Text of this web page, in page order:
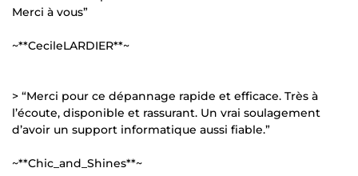
Merci à vous”
~**CecileLARDIER**~
> “Merci pour ce dépannage rapide et efficace. Très à
l’écoute, disponible et rassurant. Un vrai soulagement
d’avoir un support informatique aussi fiable.”
~**Chic_and_Shines**~